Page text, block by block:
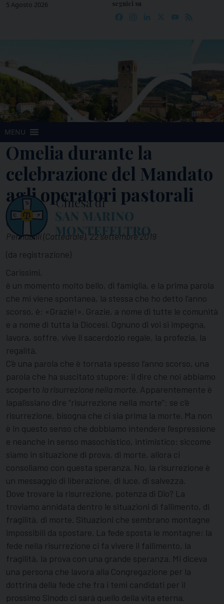
Skip5 Agosto 2026 seguici su
Facebook
Instagram
LinkedIn YouTube
MENU
Omelia durante la
celebrazione del Mandato
agli operatori pastorali
Omelia
Pennabilli (Cattedrale), 22 settembre 2019
(da registrazione)
Carissimi,
è un momento molto bello, di famiglia, e la prima parola
che mi viene spontanea, la stessa che ho detto l’anno
scorso, è: «Grazie!». Grazie, a nome di tutte le comunità
e a nome di tutta la Diocesi. Ognuno di voi si impegna,
lavora, soffre, vive il sacerdozio regale, la profezia, la
regalità.
C’è una parola che è tornata spesso l’anno scorso, una
parola che ha suscitato stupore: il dire che noi abbiamo
scoperto la risurrezione nella morte . Apparentemente è
lapalissiano dire “risurrezione nella morte”: se c’è
risurrezione, bisogna che ci sia prima la morte. Ma non
è in questo senso che dobbiamo intendere l’espressione
e neanche in senso masochistico, intimistico: siccome
siamo in situazione di prova, di morte, allora ci
consoliamo con questa speranza. No, la risurrezione è
un messaggio di liberazione, di luce, di salvezza.
Dove trovare la risurrezione, potenza di Dio? La
troviamo annidata dentro le situazioni di fallimento, di
fragilità, di morte. Situazioni che sembrano montagne
impossibili da spostare. La fede sposta le montagne; la
fede nella risurrezione ci fa vivere il fallimento, la
fragilità, la prova con una grande speranza. Mi diceva
una persona che lavora alla Congregazione per la
dottrina della fede che fra i temi candidati per il
prossimo Sinodo ci sarà quello della vita eterna.